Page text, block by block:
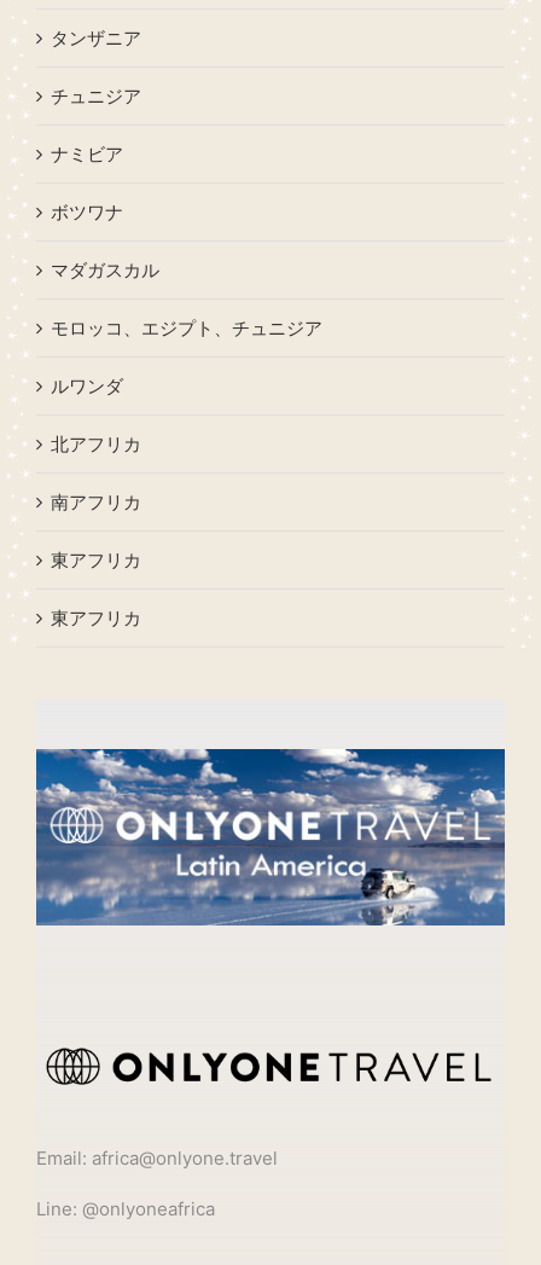
タンザニア
チュニジア
ナミビア
ボツワナ
マダガスカル
モロッコ、エジプト、チュニジア
ルワンダ
北アフリカ
南アフリカ
東アフリカ
東アフリカ
Email: africa@onlyone.travel
Line: @onlyoneafrica